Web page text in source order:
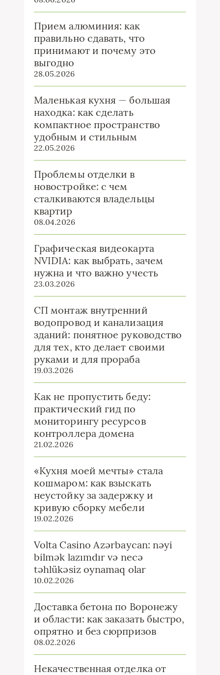
Прием алюминия: как
правильно сдавать, что
принимают и почему это
выгодно
28.05.2026
Маленькая кухня — большая
находка: как сделать
компактное пространство
удобным и стильным
22.05.2026
Проблемы отделки в
новостройке: с чем
сталкиваются владельцы
квартир
08.04.2026
Графическая видеокарта
NVIDIA: как выбрать, зачем
нужна и что важно учесть
23.03.2026
СП монтаж внутренний
водопровод и канализация
зданий: понятное руководство
для тех, кто делает своими
руками и для прораба
19.03.2026
Как не пропустить беду:
практический гид по
мониторингу ресурсов
контроллера домена
21.02.2026
«Кухня моей мечты» стала
кошмаром: как взыскать
неустойку за задержку и
кривую сборку мебели
19.02.2026
Volta Casino Azərbaycan: nəyi
bilmək lazımdır və necə
təhlükəsiz oynamaq olar
10.02.2026
Доставка бетона по Воронежу
и области: как заказать быстро,
опрятно и без сюрпризов
08.02.2026
Некачественная отделка от